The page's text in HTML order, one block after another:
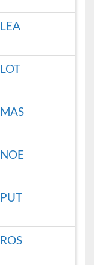
LEA
LOT
MAS
NOE
PUT
ROS